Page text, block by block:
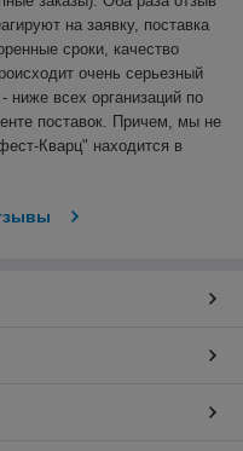
на заявку, поставка
сроки, качество
очень серьезный
ниже всех организаций по
поставок. Причем, мы не
Кварц" находится в